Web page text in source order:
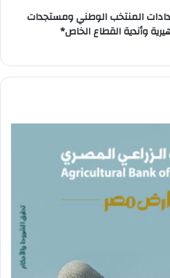
المنتخب الوطني ومستجدات
وأندية القطاع الخاص*